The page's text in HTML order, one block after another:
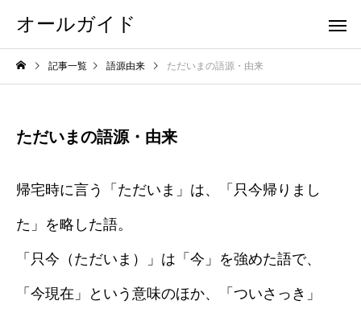
オールガイド
記事一覧 語源由来 ただいまの語源・由来
ただいまの語源・由来
帰宅時に言う「ただいま」は、「只今帰りまし
た」を略した語。
「只今（ただいま）」は「今」を強めた語で、
「今現在」という意味のほか、「ついさっき」